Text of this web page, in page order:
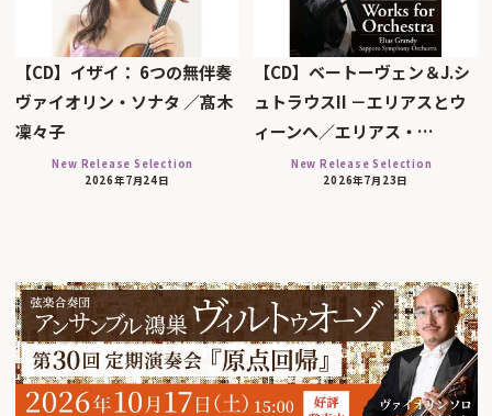
【CD】イザイ： 6つの無伴奏
ヴァイオリン・ソナタ ／髙木
凜々子
New Release Selection
2026年7月24日
【CD】ベートーヴェン＆J.シ
ュトラウスII －エリアスとウ
ィーンへ／エリアス・…
New Release Selection
2026年7月23日